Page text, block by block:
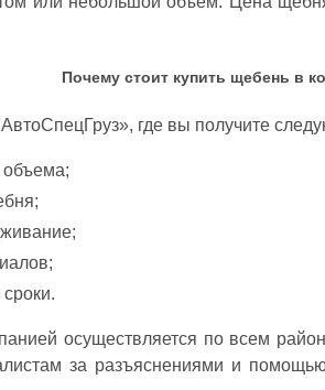
Почему стоит купить щебень в
где вы получите
объема;
осуществляется по всем
за разъяснениями и